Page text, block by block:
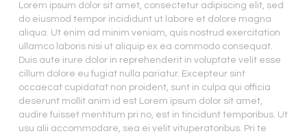
Lorem ipsum dolor sit amet, consectetur adipiscing elit, sed
do eiusmod tempor incididunt ut labore et dolore magna
aliqua. Ut enim ad minim veniam, quis nostrud exercitation
ullamco laboris nisi ut aliquip ex ea commodo consequat.
Duis aute irure dolor in reprehenderit in voluptate velit esse
cillum dolore eu fugiat nulla pariatur. Excepteur sint
occaecat cupidatat non proident, sunt in culpa qui officia
deserunt mollit anim id est Lorem ipsum dolor sit amet,
audire fuisset mentitum pri no, est in tincidunt temporibus. Ut
usu alii accommodare, sea ei velit vituperatoribus. Pri te